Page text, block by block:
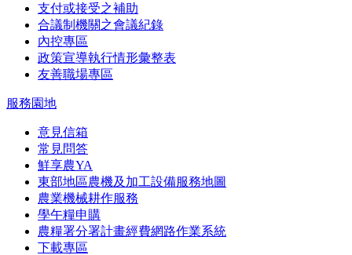
支付或接受之補助
合議制機關之會議紀錄
內控專區
政策宣導執行情形彙整表
友善職場專區
服務園地
意見信箱
常見問答
鮮享農YA
東部地區農機及加工設備服務地圖
農業機械耕作服務
學午糧申購
農糧署分署計畫經費網路作業系統
下載專區